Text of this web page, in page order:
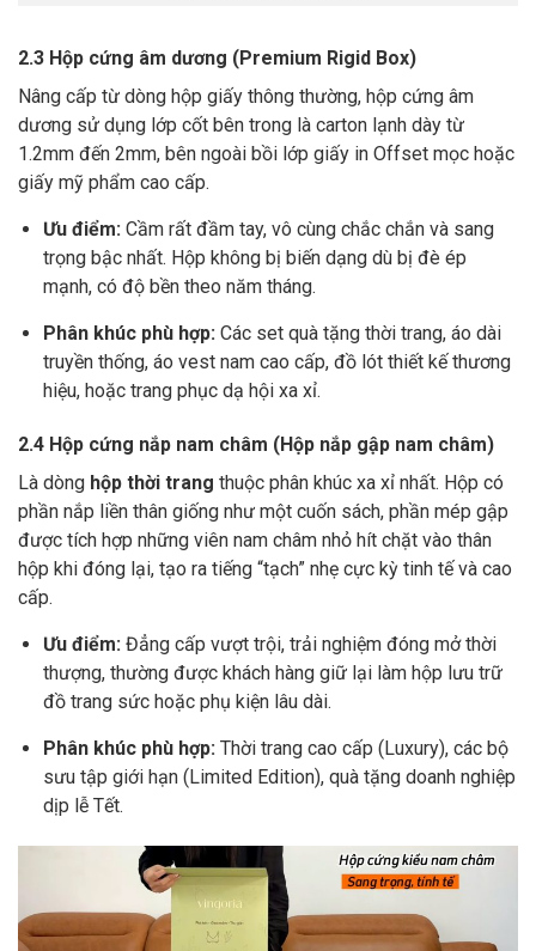
2.3 Hộp cứng âm dương (Premium Rigid Box)
Nâng cấp từ dòng hộp giấy thông thường, hộp cứng âm
dương sử dụng lớp cốt bên trong là carton lạnh dày từ
1.2mm đến 2mm, bên ngoài bồi lớp giấy in Offset mọc hoặc
giấy mỹ phẩm cao cấp.
Ưu điểm:Cầm rất đầm tay, vô cùng chắc chắn và sang
trọng bậc nhất. Hộp không bị biến dạng dù bị đè ép
mạnh, có độ bền theo năm tháng.
Phân khúc phù hợp:Các set quà tặng thời trang, áo dài
truyền thống, áo vest nam cao cấp, đồ lót thiết kế thương
hiệu, hoặc trang phục dạ hội xa xỉ.
2.4 Hộp cứng nắp nam châm (Hộp nắp gập nam châm)
Là dòng hộp thời trang thuộc phân khúc xa xỉ nhất. Hộp có
phần nắp liền thân giống như một cuốn sách, phần mép gập
được tích hợp những viên nam châm nhỏ hít chặt vào thân
hộp khi đóng lại, tạo ra tiếng “tạch” nhẹ cực kỳ tinh tế và cao
cấp.
Ưu điểm:Đẳng cấp vượt trội, trải nghiệm đóng mở thời
thượng, thường được khách hàng giữ lại làm hộp lưu trữ
đồ trang sức hoặc phụ kiện lâu dài.
Phân khúc phù hợp:Thời trang cao cấp (Luxury), các bộ
sưu tập giới hạn (Limited Edition), quà tặng doanh nghiệp
dịp lễ Tết.